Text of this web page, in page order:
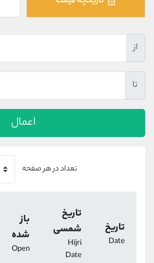
از
تا
اعمال
تعداد در هر صفحه
تاریخ
Date
تاریخ
شمسی
Hijri
Date
باز
شده
Open